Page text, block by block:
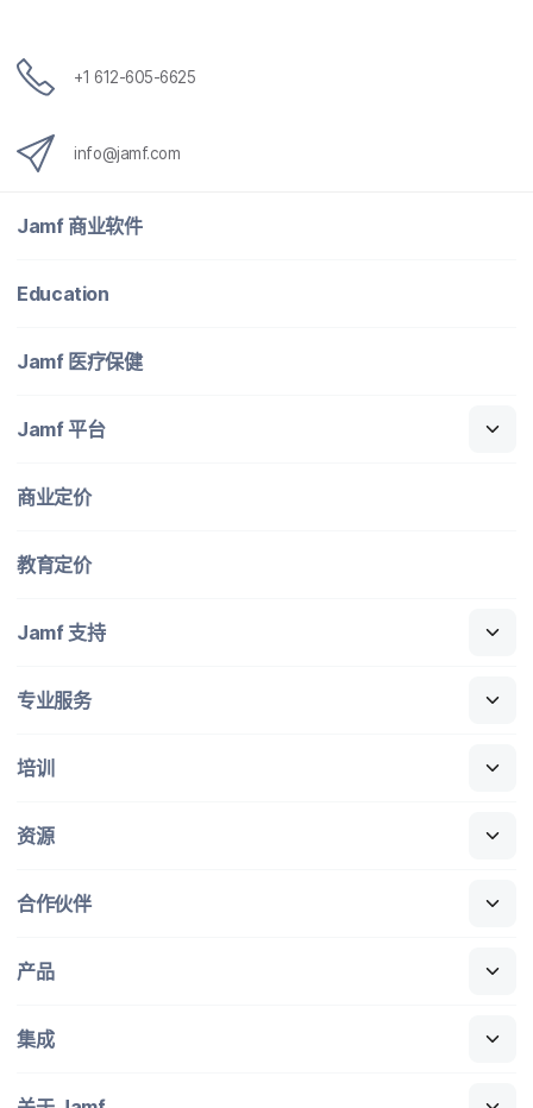
+1 612-605-6625
info@jamf.com
Jamf 商业​软件
Education
Jamf 医​疗​保健
Jamf平台
商业定​价
教育定​价
Jamf 支持
专业​服务
培训
资源
合作​伙伴
产品
集成